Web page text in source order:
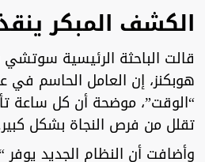
الكشف المبكر ينقذ
قالت الباحثة الرئيسية
هوبكنز، إن العامل الحاسم في
“الوقت”، موضحة أن كل ساعة
تقلل من فرص النجاة بشكل
وأضافت أن النظام الجديد يوفر